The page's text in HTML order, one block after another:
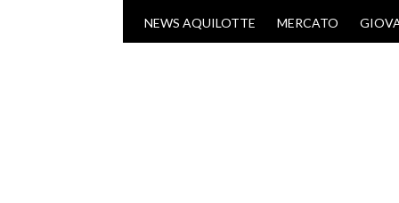
VAI AL CONTENUTO
NEWS AQUILOTTE MERCATO